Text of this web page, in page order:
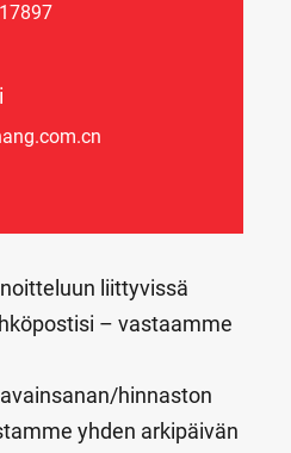
liittyvissä
– vastaamme
hinnaston
yhden arkipäivän